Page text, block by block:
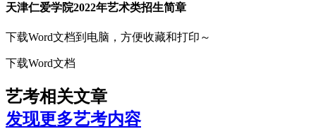
天津仁爱学院2022年艺术类招生简章
下载Word文档到电脑，方便收藏和打印～
下载Word文档
艺考相关文章
发现更多艺考内容